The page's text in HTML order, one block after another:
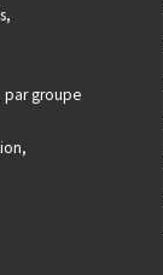
par groupe